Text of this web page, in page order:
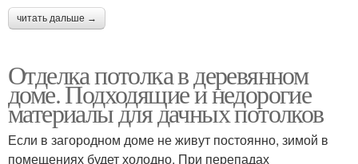
читать дальше →
Отделка потолка в деревянном
доме. Подходящие и недорогие
материалы для дачных потолков
Если в загородном доме не живут постоянно, зимой в
помещениях будет холодно. При перепадах